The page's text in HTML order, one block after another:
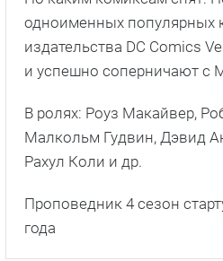
одноименных популярных
издательства DC Comics
и успешно соперничают с
В ролях: Роуз Макайвер,
Малкольм Гудвин, Дэвид
Рахул Коли и др.
Проповедник 4 сезон
года